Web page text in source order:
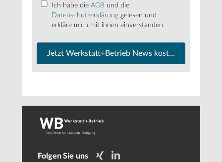
Ich habe die AGB und die
Datenschutzerklärung gelesen und
erkläre mich mit ihnen einverstanden.
Jetzt Werkstatt+Betrieb News kostenfrei
Folgen Sie uns